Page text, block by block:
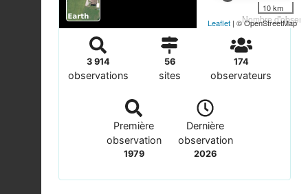
Nombre
10 km
Leaflet | © OpenStreetMap
3 914
observations
56
sites
174
observateurs
Première
observation
1979
Dernière
observation
2026